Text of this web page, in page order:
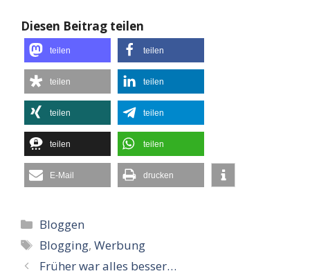
Diesen Beitrag teilen
teilen teilen
teilen teilen
teilen teilen
teilen teilen
E-Mail drucken
Kategorien
Bloggen
Schlagwörter
Blogging,Werbung
Früher war alles besser…